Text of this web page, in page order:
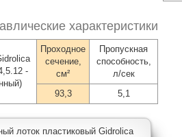
характеристики
-
Проходное
сечение,
см²
Пропускная
способность,
л/сек
93,3
5,1
лоток пластиковый Gidrolica